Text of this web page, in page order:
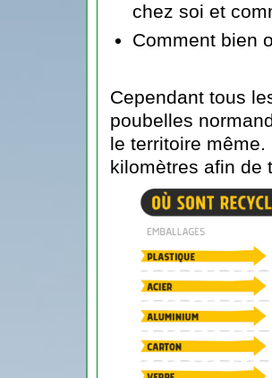
chez soi et
Comment bien
Cependant tous
poubelles
le territoire
kilomètres afin de